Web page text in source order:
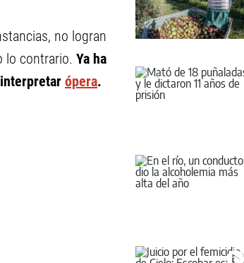
no logran
lo contrario. Ya ha
ópera.